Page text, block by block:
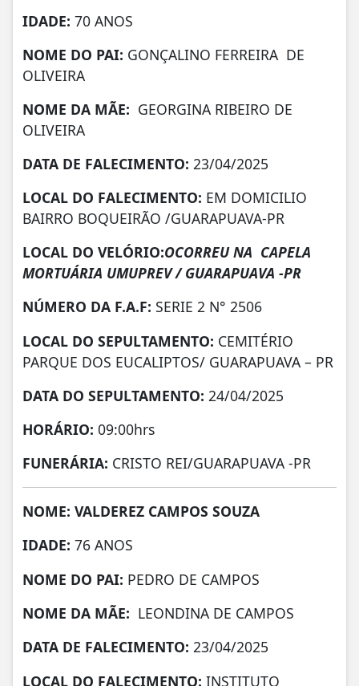
IDADE: 70 ANOS
NOME DO PAI: GONÇALINO FERREIRA DE
OLIVEIRA
NOME DA MÃE: GEORGINA RIBEIRO DE
OLIVEIRA
DATA DE FALECIMENTO: 23/04/2025
LOCAL DO FALECIMENTO: EM DOMICILIO
BAIRRO BOQUEIRÃO /GUARAPUAVA-PR
LOCAL DO VELÓRIO:OCORREU NA CAPELA
MORTUÁRIA UMUPREV / GUARAPUAVA -PR
NÚMERO DA F.A.F: SERIE 2 N° 2506
LOCAL DO SEPULTAMENTO: CEMITÉRIO
PARQUE DOS EUCALIPTOS/ GUARAPUAVA – PR
DATA DO SEPULTAMENTO: 24/04/2025
HORÁRIO: 09:00hrs
FUNERÁRIA: CRISTO REI/GUARAPUAVA -PR
NOME: VALDEREZ CAMPOS SOUZA
IDADE: 76 ANOS
NOME DO PAI: PEDRO DE CAMPOS
NOME DA MÃE: LEONDINA DE CAMPOS
DATA DE FALECIMENTO: 23/04/2025
LOCAL DO FALECIMENTO: INSTITUTO